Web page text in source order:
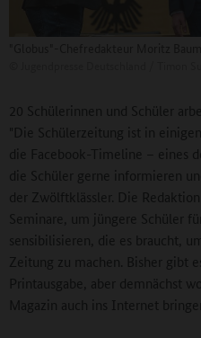
20 Schülerinnen und Schüler
"Die Schülerzeitung ist in
die Facebook-Timeline – eines
die Schüler gerne informieren
der Zwölftklässler. Die
Seminare, um jüngere Schüler
sensibilisieren, die es braucht,
Zeitung zu machen. Bisher gibt
Printausgabe, aber demnächst
Magazin auch ins Internet